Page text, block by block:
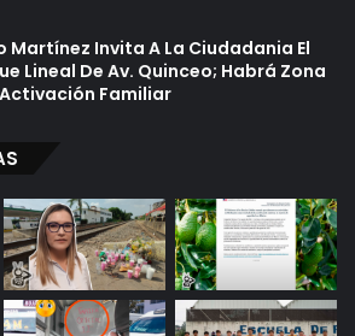
Invita A La Ciudadania El
Lineal De Av. Quinceo; Habrá Zona
Familiar